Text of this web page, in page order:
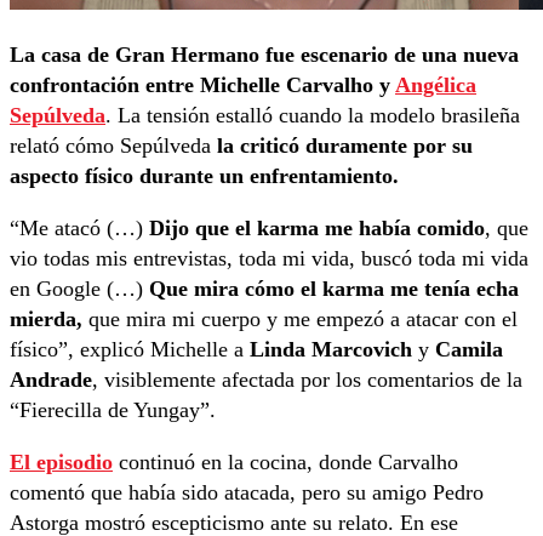
La casa de Gran Hermano fue escenario de una nueva
confrontación entre Michelle Carvalho y Angélica
Sepúlveda. La tensión estalló cuando la modelo brasileña
relató cómo Sepúlveda la criticó duramente por su
aspecto físico durante un enfrentamiento.
“Me atacó (…) Dijo que el karma me había comido, que
vio todas mis entrevistas, toda mi vida, buscó toda mi vida
en Google (…) Que mira cómo el karma me tenía echa
mierda, que mira mi cuerpo y me empezó a atacar con el
físico”, explicó Michelle a Linda Marcovich y Camila
Andrade, visiblemente afectada por los comentarios de la
“Fierecilla de Yungay”.
El episodio continuó en la cocina, donde Carvalho
comentó que había sido atacada, pero su amigo Pedro
Astorga mostró escepticismo ante su relato. En ese